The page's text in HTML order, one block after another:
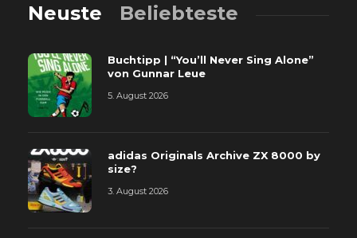
Neuste Beliebteste
Buchtipp | “You’ll Never Sing Alone”
von Gunnar Leue
5. August 2026
adidas Originals Archive ZX 8000 by
size?
3. August 2026